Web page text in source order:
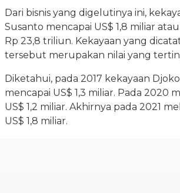
Dari bisnis yang digelutinya ini,
Susanto mencapai US$ 1,8 miliar
Rp 23,8 triliun. Kekayaan yang
tersebut merupakan nilai yang
Diketahui, pada 2017 kekayaan
mencapai US$ 1,3 miliar. Pada 2020
US$ 1,2 miliar. Akhirnya pada 2021
US$ 1,8 miliar.